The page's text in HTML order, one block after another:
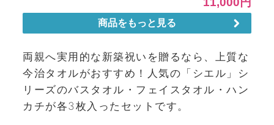
両親へ実用的な新築祝いを贈るなら、上質な
今治タオルがおすすめ！人気の「シエル」シ
リーズのバスタオル・フェイスタオル・ハン
カチが各3枚入ったセットです。